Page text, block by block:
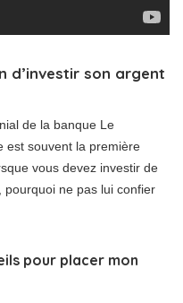
d’investir son argent
de la banque Le
est souvent la première
vous devez investir de
pourquoi ne pas lui confier
pour placer mon